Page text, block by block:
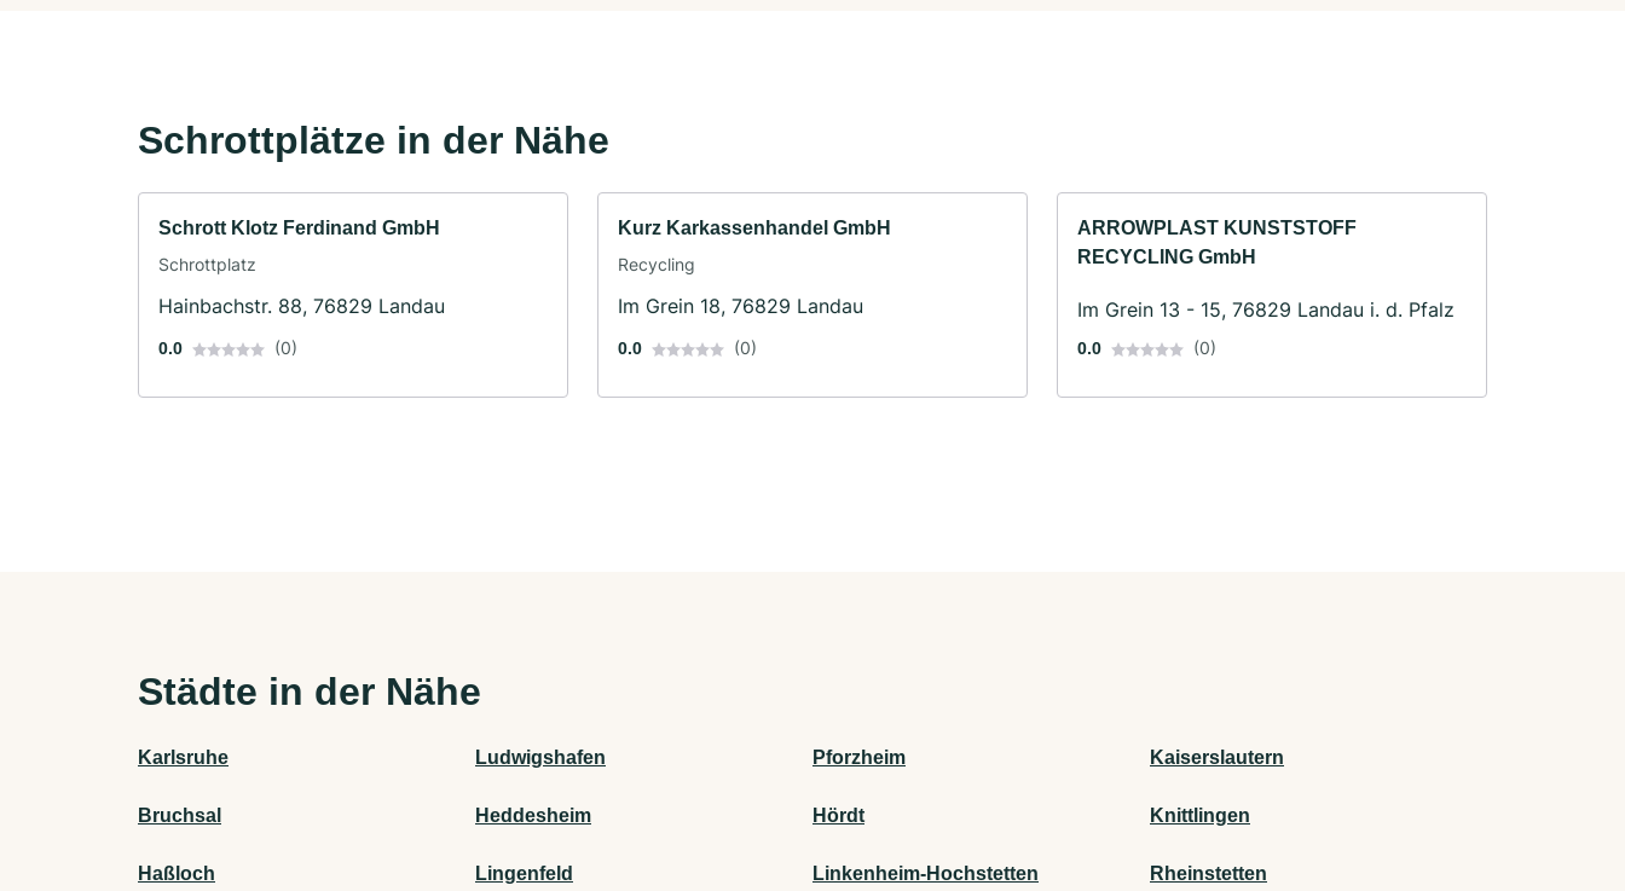
Schrottplätze in der Nähe
Schrott Klotz Ferdinand GmbH
Schrottplatz
Hainbachstr. 88, 76829 Landau
0.0 (0)
Kurz Karkassenhandel GmbH
Recycling
Im Grein 18, 76829 Landau
0.0 (0)
ARROWPLAST KUNSTSTOFF
RECYCLING GmbH
Im Grein 13 - 15, 76829 Landau i. d. Pfalz
0.0 (0)
Städte in der Nähe
Karlsruhe Ludwigshafen Pforzheim Kaiserslautern
Bruchsal Heddesheim Hördt Knittlingen
Haßloch Lingenfeld Linkenheim-Hochstetten Rheinstetten